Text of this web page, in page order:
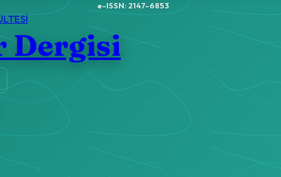
e-ISSN: 2147-6853
Dergisi